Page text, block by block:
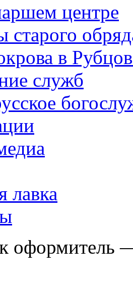
центре
старого
в
служб
лавка
оформитель